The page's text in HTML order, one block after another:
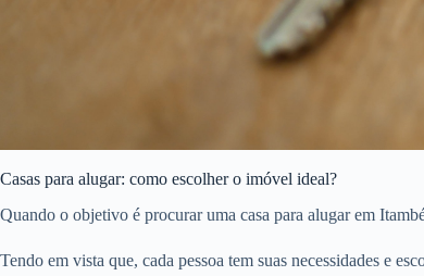
Casas para alugar: como escolher o imóvel ideal?
Quando o objetivo é procurar uma casa para alugar em
Tendo em vista que, cada pessoa tem suas necessidades e